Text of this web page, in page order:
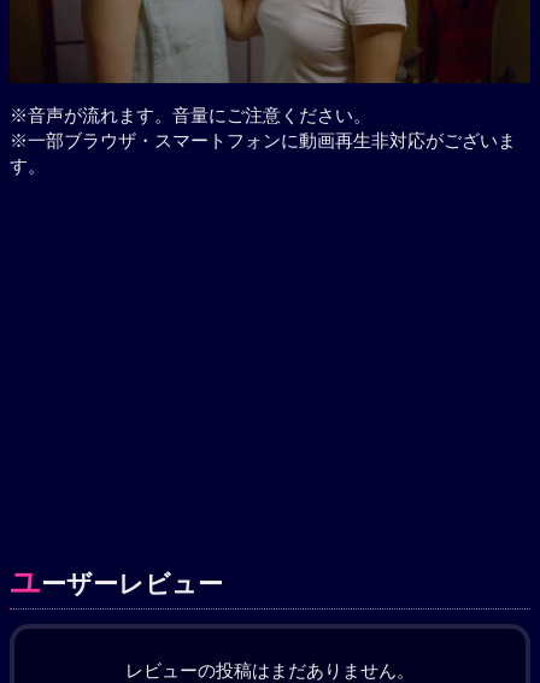
※音声が流れます。音量にご注意ください。
※一部ブラウザ・スマートフォンに動画再生非対応がございま
す。
ユーザーレビュー
レビューの投稿はまだありません。